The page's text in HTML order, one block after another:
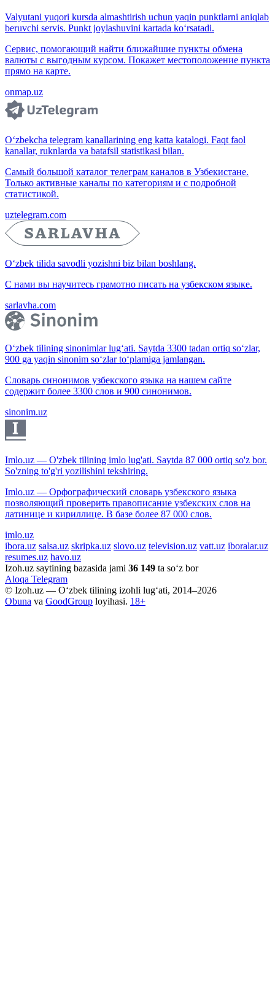
Valyutani yuqori kursda almashtirish uchun yaqin punktlarni aniqlab
beruvchi servis. Punkt joylashuvini kartada ko‘rsatadi.
Сервис, помогающий найти ближайшие пункты обмена
валюты с выгодным курсом. Покажет местоположение пункта
прямо на карте.
onmap.uz
O‘zbekcha telegram kanallarining eng katta katalogi. Faqt faol
kanallar, ruknlarda va batafsil statistikasi bilan.
Самый большой каталог телеграм каналов в Узбекистане.
Только активные каналы по категориям и с подробной
статистикой.
uztelegram.com
O‘zbek tilida savodli yozishni biz bilan boshlang.
С нами вы научитесь грамотно писать на узбекском языке.
sarlavha.com
O‘zbek tilining sinonimlar lug‘ati. Saytda 3300 tadan ortiq so‘zlar,
900 ga yaqin sinonim so‘zlar to‘plamiga jamlangan.
Словарь синонимов узбекского языка на нашем сайте
содержит более 3300 слов и 900 синонимов.
sinonim.uz
Imlo.uz — O'zbek tilining imlo lug'ati. Saytda 87 000 ortiq so'z bor.
So'zning to'g'ri yozilishini tekshiring.
Imlo.uz — Орфографический словарь узбекского языка
позволяющий проверить правописание узбекских слов на
латинице и кириллице. В базе более 87 000 слов.
imlo.uz
ibora.uz salsa.uz skripka.uz slovo.uz television.uz vatt.uz iboralar.uz
resumes.uz havo.uz
Izoh.uz saytining bazasida jami 36 149 ta so‘z bor
Aloqa Telegram
© Izoh.uz — O‘zbek tilining izohli lug‘ati, 2014–2026
Obuna va GoodGroup loyihasi. 18+